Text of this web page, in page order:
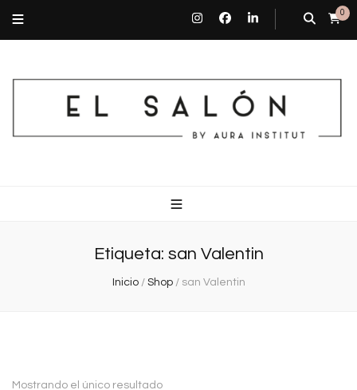
0
Etiqueta: san Valentin
Inicio / Shop / san Valentin
Mostrando el único resultado